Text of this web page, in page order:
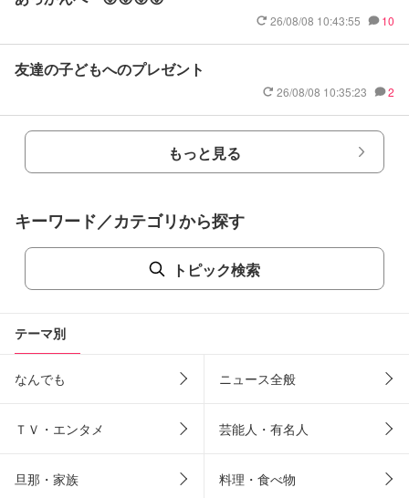
26/08/08 10:43:55 10
友達の子どもへのプレゼント
26/08/08 10:35:23 2
もっと見る
キーワード／カテゴリから探す
トピック検索
テーマ別
なんでも ニュース全般
ＴＶ・エンタメ 芸能人・有名人
旦那・家族 料理・食べ物